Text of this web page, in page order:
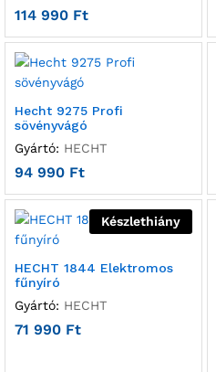
114 990 Ft
Hecht 9275 Profi
sövényvágó
Gyártó: HECHT
94 990 Ft
Készlethiány
HECHT 1844 Elektromos
fűnyíró
Gyártó: HECHT
71 990 Ft